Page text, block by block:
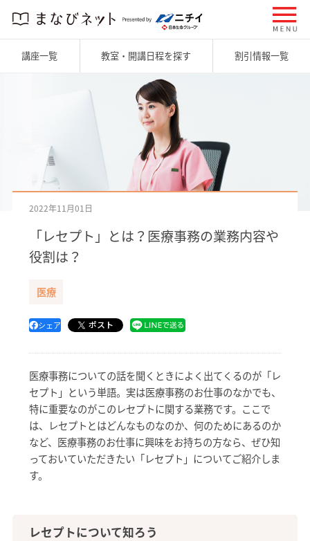
講座一覧 教室・開講日程を探す 割引情報一覧
2022年11月01日
「レセプト」とは？医療事務の業務内容や
役割は？
医療
シェア ポスト
医療事務についての話を聞くときによく出てくるのが「レ
セプト」という単語。実は医療事務のお仕事のなかでも、
特に重要なのがこのレセプトに関する業務です。ここで
は、レセプトとはどんなものなのか、何のためにあるのか
など、医療事務のお仕事に興味をお持ちの方なら、ぜひ知
っておいていただきたい「レセプト」についてご紹介しま
す。
レセプトについて知ろう